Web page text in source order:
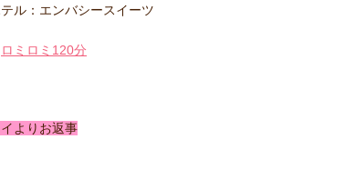
ル：エンバシースイーツ
ロミロミ120分
よりお返事